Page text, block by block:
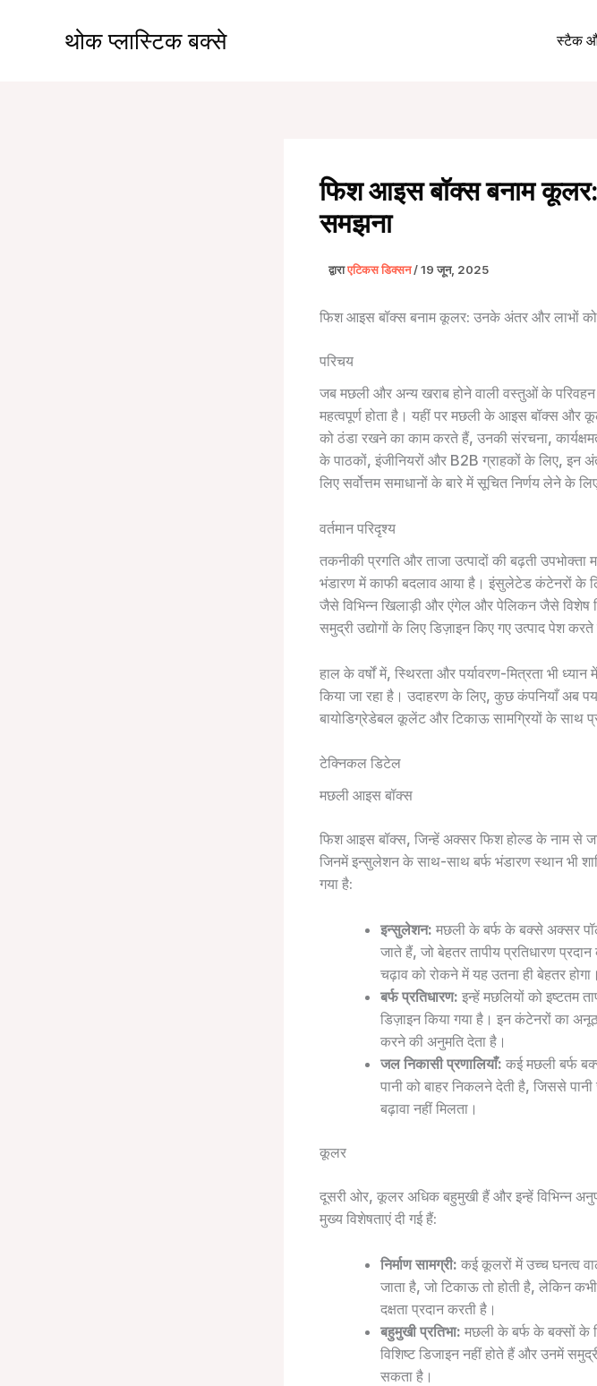
थोक प्लास्टिक बक्से स्टैक
फिश आइस बॉक्स बनाम
समझना
द्वाराएटिकस डिक्सन/19 जून, 2025
फिश आइस बॉक्स बनाम कूलर: उनके अंतर और लाभों
परिचय
जब मछली और अन्य खराब होने वाली वस्तुओं के
महत्वपूर्ण होता है। यहीं पर मछली के आइस बॉक्स और
को ठंडा रखने का काम करते हैं, उनकी संरचना,
के पाठकों, इंजीनियरों और B2B ग्राहकों के लिए,
लिए सर्वोत्तम समाधानों के बारे में सूचित निर्णय लेने के
वर्तमान परिदृश्य
तकनीकी प्रगति और ताजा उत्पादों की बढ़ती
भंडारण में काफी बदलाव आया है। इंसुलेटेड कंटेनरों के
जैसे विभिन्न खिलाड़ी और एंगेल और पेलिकन जैसे विशेष
समुद्री उद्योगों के लिए डिज़ाइन किए गए उत्पाद पेश करते
हाल के वर्षों में, स्थिरता और पर्यावरण-मित्रता भी
किया जा रहा है। उदाहरण के लिए, कुछ कंपनियाँ अब
बायोडिग्रेडेबल कूलेंट और टिकाऊ सामग्रियों के साथ
टेक्निकल डिटेल
मछली आइस बॉक्स
फिश आइस बॉक्स, जिन्हें अक्सर फिश होल्ड के नाम से
जिनमें इन्सुलेशन के साथ-साथ बर्फ भंडारण स्थान भी
गया है:
इन्सुलेशन: मछली के बर्फ के बक्से अक्सर
जाते हैं, जो बेहतर तापीय प्रतिधारण
चढ़ाव को रोकने में यह उतना ही बेहतर होगा।
बर्फ प्रतिधारण: इन्हें मछलियों को इष्टतम
डिज़ाइन किया गया है। इन कंटेनरों का
करने की अनुमति देता है।
जल निकासी प्रणालियाँ: कई मछली बर्फ
पानी को बाहर निकलने देती है, जिससे
बढ़ावा नहीं मिलता।
कूलर
दूसरी ओर, कूलर अधिक बहुमुखी हैं और इन्हें विभिन्न
मुख्य विशेषताएं दी गई हैं:
निर्माण सामग्री: कई कूलरों में उच्च घनत्व
जाता है, जो टिकाऊ तो होती है, लेकिन
दक्षता प्रदान करती है।
बहुमुखी प्रतिभा: मछली के बर्फ के बक्सों के
विशिष्ट डिजाइन नहीं होते हैं और उनमें
सकता है।